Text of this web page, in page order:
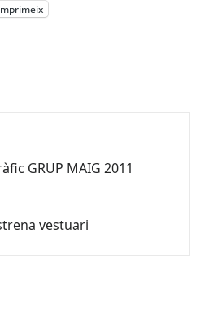
GRUP MAIG 2011
vestuari